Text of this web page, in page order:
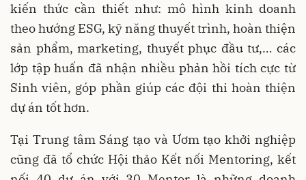
kiến thức cần thiết như: mô hình kinh doanh
theo hướng ESG, kỹ năng thuyết trình, hoàn thiện
sản phẩm, marketing, thuyết phục đầu tư,… các
lớp tập huấn đã nhận nhiều phản hồi tích cực từ
Sinh viên, góp phần giúp các đội thi hoàn thiện
dự án tốt hơn.
Tại Trung tâm Sáng tạo và Ươm tạo khởi nghiệp
cũng đã tổ chức Hội thảo Kết nối Mentoring, kết